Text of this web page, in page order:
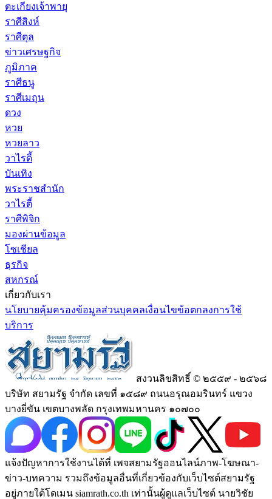
ตะเกียงเจ้าพายุ
ราศีสิงห์
ราศีตุล
ข่าวเศรษฐกิจ
ภูมิภาค
ราศีธนู
ราศีเมถุน
ดวง
หวย
หวยลาว
วาไรตี้
บันเทิง
พระราชสำนัก
วาไรตี้
ราศีพิจิก
มองผ่านข้อมูล
โซเชียล
ธุรกิจ
สหกรณ์
เกี่ยวกับเรา
นโยบายคุ้มครองข้อมูลส่วนบุคคลเงื่อนไขข้อตกลงการใช้
บริการ
สงวนลิขสิทธิ์ © ๒๕๕๙ - ๒๕๖๘
บริษัท สยามรัฐ จำกัด เลขที่ ๑๕๘๙ ถนนอรุณอมรินทร์ แขวง
บางยี่ขัน เขตบางพลัด กรุงเทพมหานคร ๑๐๗๐๐
แจ้งปัญหาการใช้งานได้ที่ เพจสยามรัฐออนไลน์ภาพ-โฆษณา-
ข่าว-บทความ รวมถึงข้อมูลอื่นที่เกี่ยวข้องกับเว็บไซต์สยามรัฐ
อยู่ภายใต้โดเมน siamrath.co.th เท่านั้นผู้ดูแลเว็บไซต์ นายวิชัย